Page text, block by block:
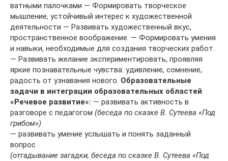
ватными палочками — Формировать творческое
мышление, устойчивый интерес к художественной
деятельности — Развивать художественный вкус,
пространственное воображение. — Формировать умения
и навыки, необходимые для создания творческих работ.
— Развивать желание экспериментировать, проявляя
яркие познавательные чувства: удивление, сомнение,
радость от узнавания нового. Образовательные
задачи в интеграции образовательных областей
«Речевое развитие»: — развивать активность в
разговоре с педагогом (беседа по сказке В. Сутеева «Под
грибом»)
— развивать умение услышать и понять заданный
вопрос
(отгадывание загадки, беседа по сказке В. Сутеева «Под